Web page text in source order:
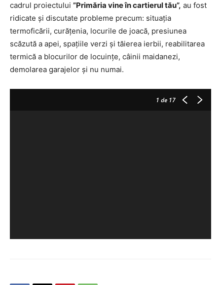
cadrul proiectului ”Primăria vine în cartierul tău”, au fost
ridicate și discutate probleme precum: situația
termoficării, curățenia, locurile de joacă, presiunea
scăzută a apei, spațiile verzi și tăierea ierbii, reabilitarea
termică a blocurilor de locuințe, câinii maidanezi,
demolarea garajelor și nu numai.
1 de 17